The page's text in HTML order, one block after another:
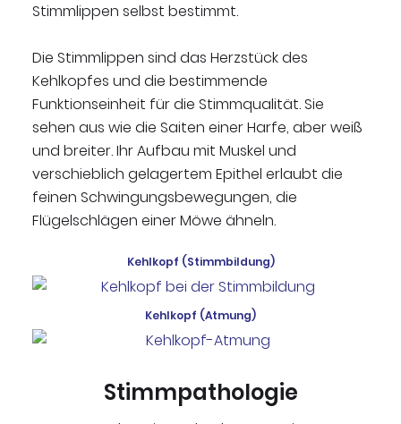
Stimmlippen selbst bestimmt.
Die Stimmlippen sind das Herzstück des
Kehlkopfes und die bestimmende
Funktionseinheit für die Stimmqualität. Sie
sehen aus wie die Saiten einer Harfe, aber weiß
und breiter. Ihr Aufbau mit Muskel und
verschieblich gelagertem Epithel erlaubt die
feinen Schwingungsbewegungen, die
Flügelschlägen einer Möwe ähneln.
Kehlkopf (Stimmbildung)
Kehlkopf (Atmung)
Stimmpathologie